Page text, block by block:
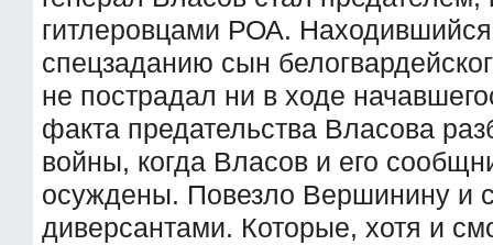
гитлеровцами РОА. Находившийся
спецзаданию сын
не пострадал ни в ходе
факта предательства Власова
войны, когда Власов и его
осуждены. Повезло Вершинину и
диверсантами. Которые, хотя и